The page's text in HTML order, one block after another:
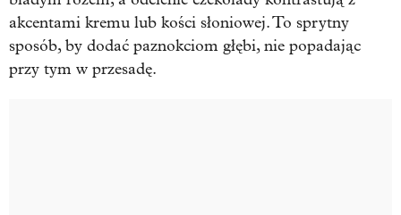
akcentami kremu lub kości słoniowej. To sprytny
sposób, by dodać paznokciom głębi, nie popadając
przy tym w przesadę.